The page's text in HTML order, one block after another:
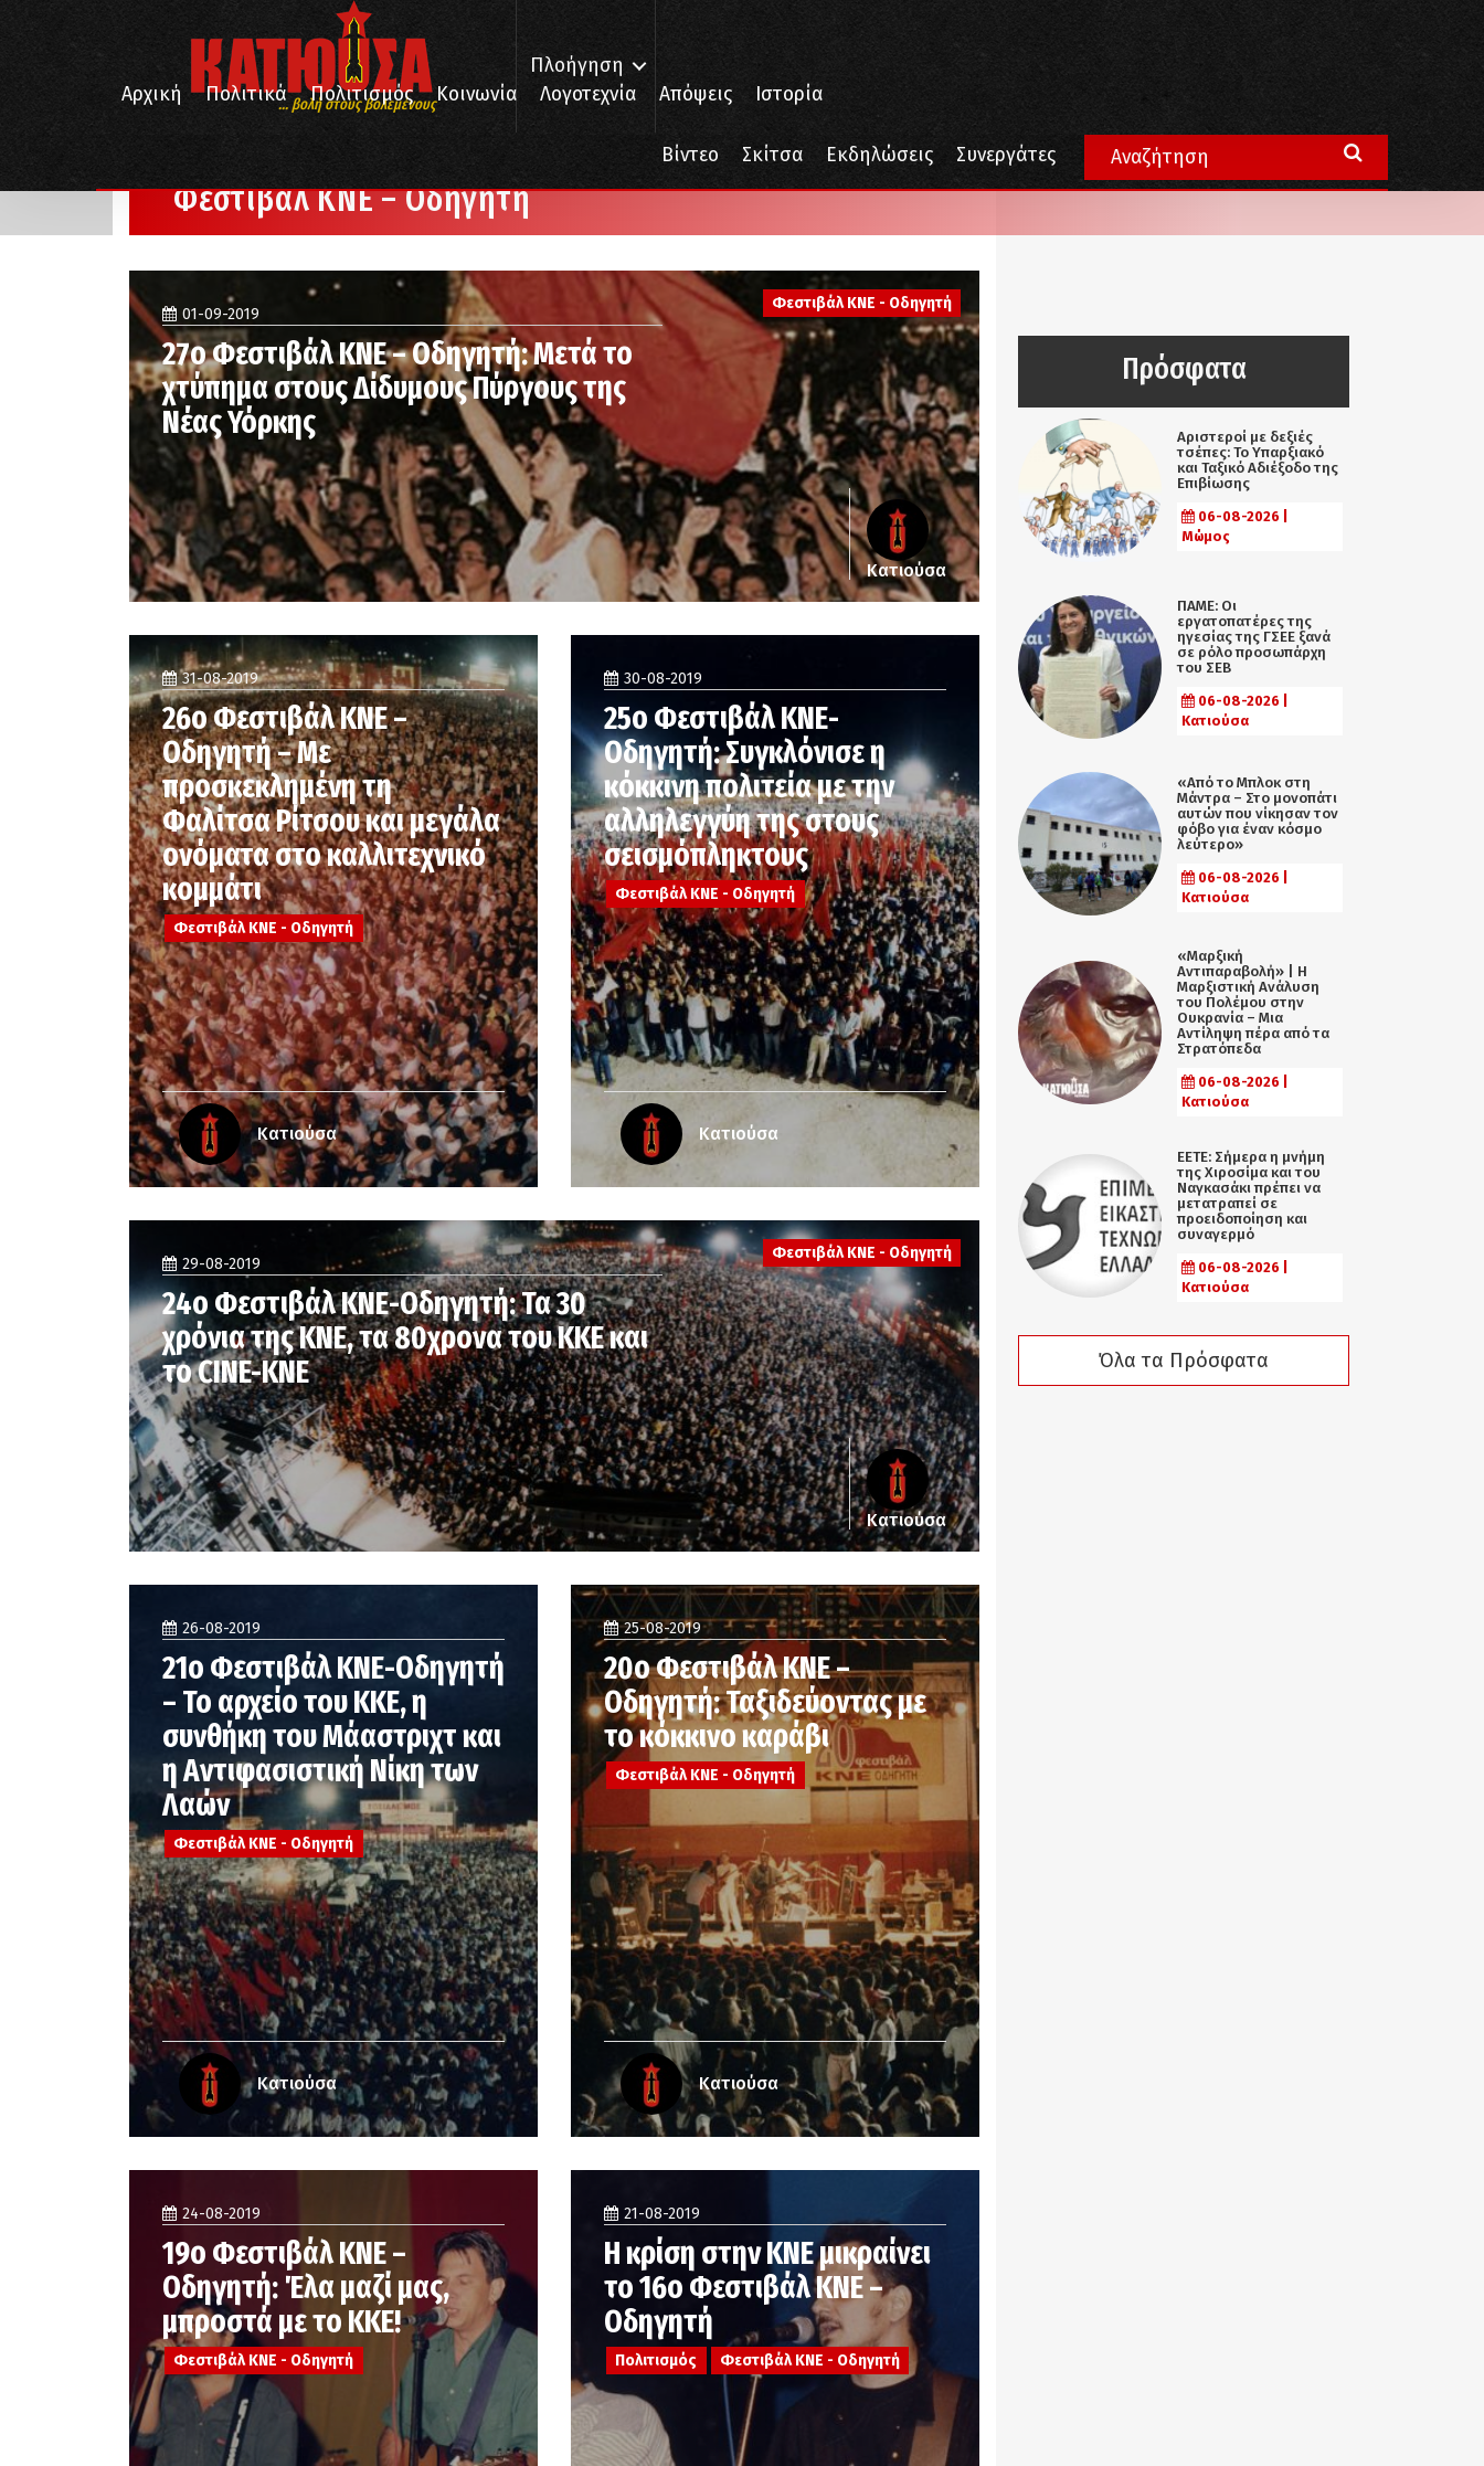
... βολή στους βολεμένους
Πλοήγηση
Αρχική
Πολιτικά Πολιτισμός Κοινωνία Λογοτεχνία Απόψεις Ιστορία
Βίντεο Σκίτσα Εκδηλώσεις Συνεργάτες
Αφιερώματα
Φεστιβάλ ΚΝΕ – Οδηγητή
Φεστιβάλ ΚΝΕ - Οδηγητή
01-09-2019
27ο Φεστιβάλ ΚΝΕ – Οδηγητή: Μετά το
χτύπημα στους Δίδυμους Πύργους της
Νέας Υόρκης
Κατιούσα
31-08-2019
26ο Φεστιβάλ ΚΝΕ –
Οδηγητή – Με
προσκεκλημένη τη
Φαλίτσα Ρίτσου και μεγάλα
ονόματα στο καλλιτεχνικό
κομμάτι
Φεστιβάλ ΚΝΕ - Οδηγητή
Κατιούσα
30-08-2019
25ο Φεστιβάλ ΚΝΕ-
Οδηγητή: Συγκλόνισε η
κόκκινη πολιτεία με την
αλληλεγγύη της στους
σεισμόπληκτους
Φεστιβάλ ΚΝΕ - Οδηγητή
Κατιούσα
Φεστιβάλ ΚΝΕ - Οδηγητή
29-08-2019
24ο Φεστιβάλ ΚΝΕ-Οδηγητή: Τα 30
χρόνια της ΚΝΕ, τα 80χρονα του ΚΚΕ και
το CINE-ΚΝΕ
Κατιούσα
26-08-2019
21ο Φεστιβάλ ΚΝΕ-Οδηγητή
– Το αρχείο του ΚΚΕ, η
συνθήκη του Μάαστριχτ και
η Αντιφασιστική Νίκη των
Λαών
Φεστιβάλ ΚΝΕ - Οδηγητή
Κατιούσα
25-08-2019
20ο Φεστιβάλ ΚΝΕ –
Οδηγητή: Ταξιδεύοντας με
το κόκκινο καράβι
Φεστιβάλ ΚΝΕ - Οδηγητή
Κατιούσα
24-08-2019
19ο Φεστιβάλ ΚΝΕ –
Οδηγητή: Έλα μαζί μας,
μπροστά με το ΚΚΕ!
Φεστιβάλ ΚΝΕ - Οδηγητή
21-08-2019
Η κρίση στην ΚΝΕ μικραίνει
το 16ο Φεστιβάλ ΚΝΕ –
Οδηγητή
Πολιτισμός Φεστιβάλ ΚΝΕ - Οδηγητή
Πρόσφατα
Αριστεροί με δεξιές
τσέπες: Το Υπαρξιακό
και Ταξικό Αδιέξοδο της
Επιβίωσης
06-08-2026 |
Μώμος
ΠΑΜΕ: Οι
εργατοπατέρες της
ηγεσίας της ΓΣΕΕ ξανά
σε ρόλο προσωπάρχη
του ΣΕΒ
06-08-2026 |
Κατιούσα
«Από το Μπλοκ στη
Μάντρα – Στο μονοπάτι
αυτών που νίκησαν τον
φόβο για έναν κόσμο
λεύτερο»
06-08-2026 |
Κατιούσα
«Μαρξική
Αντιπαραβολή» | Η
Μαρξιστική Ανάλυση
του Πολέμου στην
Ουκρανία – Μια
Αντίληψη πέρα από τα
Στρατόπεδα
06-08-2026 |
Κατιούσα
ΕΕΤΕ: Σήμερα η μνήμη
της Χιροσίμα και του
Ναγκασάκι πρέπει να
μετατραπεί σε
προειδοποίηση και
συναγερμό
06-08-2026 |
Κατιούσα
Όλα τα Πρόσφατα